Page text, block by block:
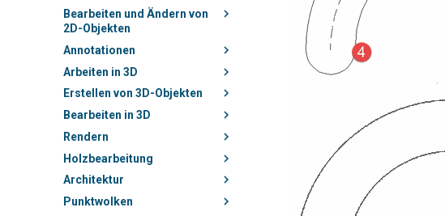
Bearbeiten und Ändern von
2D-Objekten
Annotationen
Arbeiten in 3D
Erstellen von 3D-Objekten
Bearbeiten in 3D
Rendern
Holzbearbeitung
Architektur
Punktwolken